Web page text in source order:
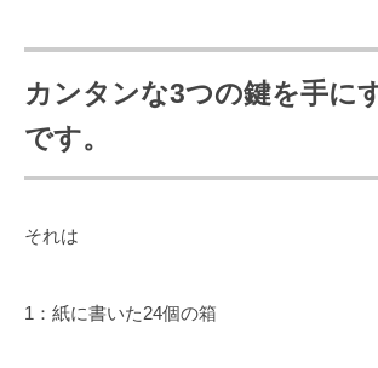
カンタンな3つの鍵を手に
です。
それは
1：紙に書いた24個の箱